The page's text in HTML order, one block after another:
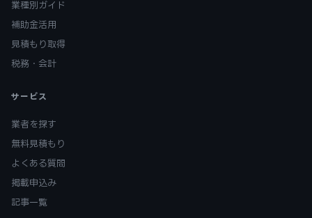
業種別ガイド
補助金活用
見積もり取得
税務・会計
サービス
業者を探す
無料見積もり
よくある質問
掲載申込み
記事一覧